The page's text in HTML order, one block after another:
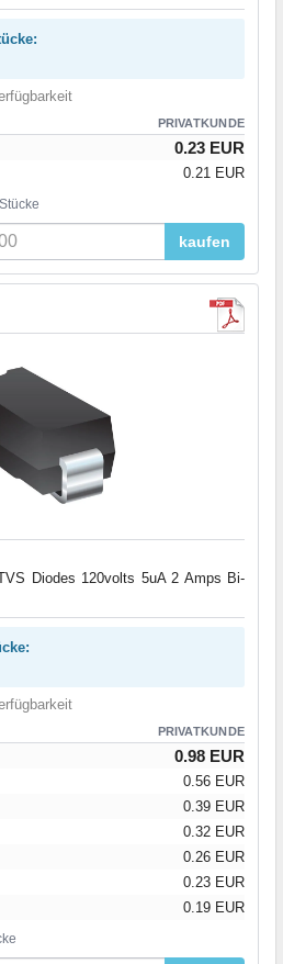
PRIVATKUNDE
0.23 EUR
0.21 EUR
kaufen
Diodes 120volts 5uA 2 Amps Bi-
PRIVATKUNDE
0.98 EUR
0.56 EUR
0.39 EUR
0.32 EUR
0.26 EUR
0.23 EUR
0.19 EUR